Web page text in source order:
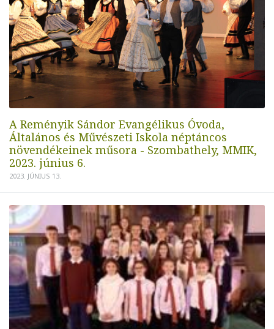
A Reményik Sándor Evangélikus Óvoda,
Általános és Művészeti Iskola néptáncos
növendékeinek műsora - Szombathely, MMIK,
2023. június 6.
2023. JÚNIUS 13.